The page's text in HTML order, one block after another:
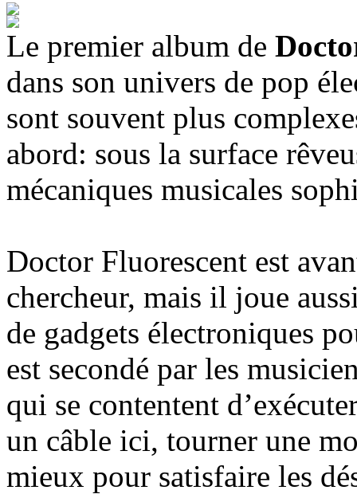
Le premier album de
dans son univers de pop
sont souvent plus
abord: sous la surface
mécaniques musicales
Doctor Fluorescent est
chercheur, mais il joue
de gadgets électroniques
est secondé par les
qui se contentent
un câble ici, tourner une
mieux pour satisfaire les